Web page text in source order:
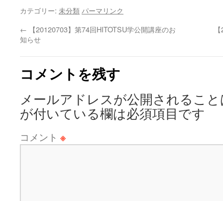
カテゴリー: 未分類 パーマリンク
← 【20120703】第74回HITOTSU学公開講座のお
知らせ
コメントを残す
メールアドレスが公開されるこ
が付いている欄は必須項目です
コメント ※